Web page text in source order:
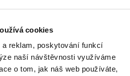
cookies
a reklam, poskytování funkcí
naší návštěvnosti využíváme
o tom, jak náš web používáte,
Přidat do košíku